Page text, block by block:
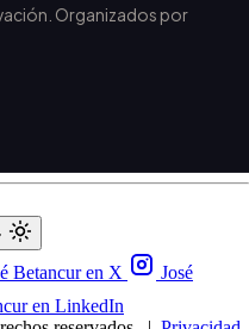
Organizados por
Betancur en X
José
en LinkedIn